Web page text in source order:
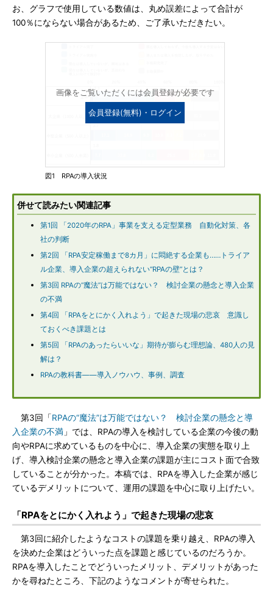
お、グラフで使用している数値は、丸め誤差によって合計が
100％にならない場合があるため、ご了承いただきたい。
画像をご覧いただくには会員登録が必要です
会員登録(無料)・ログイン
図1 RPAの導入状況
併せて読みたい関連記事
第1回 「2020年のRPA」事業を支える定型業務 自動化対策、各
社の判断
第2回 「RPA安定稼働まで8カ月」に悶絶する企業も……トライア
ル企業、導入企業の超えられない“RPAの壁”とは？
第3回 RPAの“魔法”は万能ではない？ 検討企業の懸念と導入企業
の不満
第4回 「RPAをとにかく入れよう」で起きた現場の悲哀 意識し
ておくべき課題とは
第5回 「RPAのあったらいいな」期待が膨らむ理想論、480人の見
解は？
RPAの教科書――導入ノウハウ、事例、調査
第3回「RPAの“魔法”は万能ではない？ 検討企業の懸念と導
入企業の不満 」では、RPAの導入を検討している企業の今後の動
向やRPAに求めているものを中心に、導入企業の実態を取り上
げ、導入検討企業の懸念と導入企業の課題が主にコスト面で合致
していることが分かった。本稿では、RPAを導入した企業が感じ
ているデメリットについて、運用の課題を中心に取り上げたい。
「RPAをとにかく入れよう」で起きた現場の悲哀
第3回に紹介したようなコストの課題を乗り越え、RPAの導入
を決めた企業はどういった点を課題と感じているのだろうか。
RPAを導入したことでどういったメリット、デメリットがあった
かを尋ねたところ、下記のようなコメントが寄せられた。